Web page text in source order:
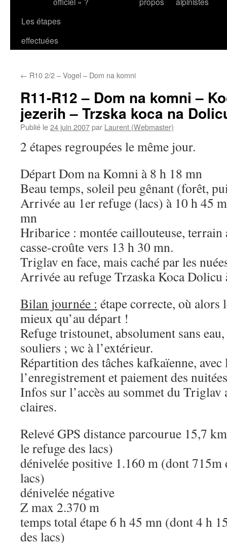
Les étapes
effectuées
← R10 2/2 – Vogel – Dom na komni
R11-R12 – Dom na komni –
jezerih – Trzska koca na
Publié le24 juin 2007par Laurent (Webmaster)
2 étapes regroupées le même jour.
Départ Dom na Komni à 8 h 18 mn
Beau temps, soleil peu gênant (forêt,
Arrivée au 1er refuge (lacs) à 10 h 45
mn
Hribarice : montée caillouteuse, terrain
casse-croûte vers 13 h 30 mn.
Triglav en face, mais caché par les
Arrivée au refuge Trzaska Koca Dolicu
Bilan journée : étape correcte, où alors
mieux qu’au départ !
Refuge tristounet, absolument sans
souliers ; wc à l’extérieur.
Répartition des tâches kafkaïenne, avec
l’enregistrement et paiement des
Infos sur l’accès au sommet du Triglav
claires.
Relevé GPS distance parcourue 15,7
le refuge des lacs)
dénivelée positive 1.160 m (dont 715m
lacs)
dénivelée négative
Z max 2.370 m
temps total étape 6 h 45 mn (dont 4 h
des lacs)